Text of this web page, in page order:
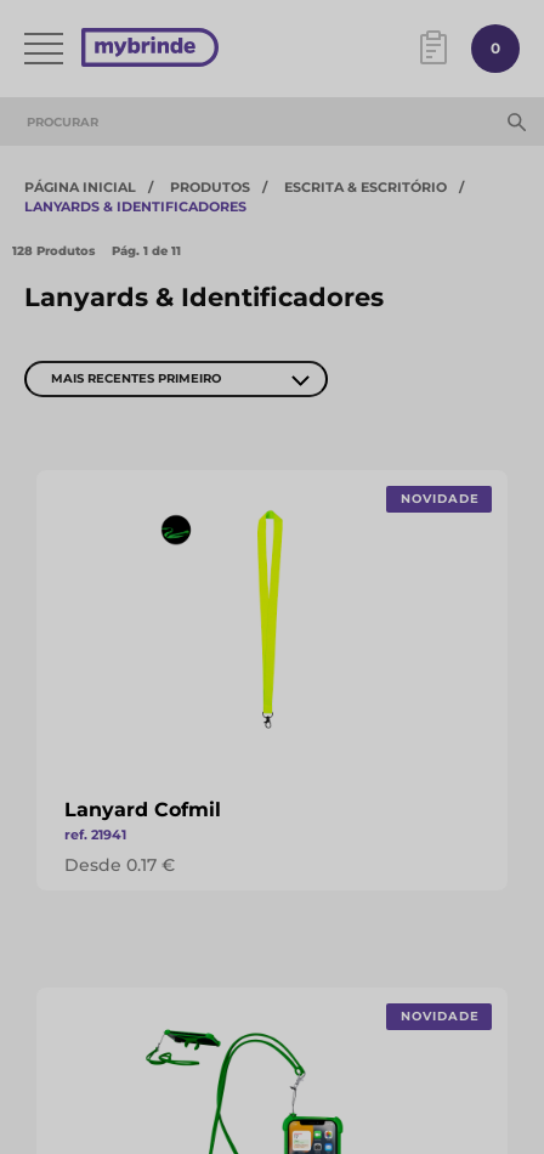
0
PÁGINA INICIAL PRODUTOS
ESCRITA & ESCRITÓRIO
LANYARDS & IDENTIFICADORES
128 Produtos Pág. 1 de 11
Lanyards & Identificadores
MAIS RECENTES PRIMEIRO
NOVIDADE
Lanyard Cofmil
ref. 21941
Desde 0.17 €
NOVIDADE